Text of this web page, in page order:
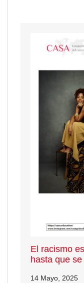
El racismo
hasta que
14 Mayo, 2025